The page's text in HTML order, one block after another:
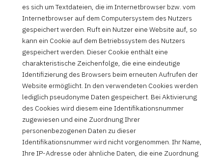
es sich um Textdateien, die im Internetbrowser bzw. vom
Internetbrowser auf dem Computersystem des Nutzers
gespeichert werden. Ruft ein Nutzer eine Website auf, so
kann ein Cookie auf dem Betriebssystem des Nutzers
gespeichert werden. Dieser Cookie enthält eine
charakteristische Zeichenfolge, die eine eindeutige
Identifizierung des Browsers beim erneuten Aufrufen der
Website ermöglicht. In den verwendeten Cookies werden
lediglich pseudonyme Daten gespeichert. Bei Aktivierung
des Cookies wird diesem eine Identifikationsnummer
zugewiesen und eine Zuordnung Ihrer
personenbezogenen Daten zu dieser
Identifikationsnummer wird nicht vorgenommen. Ihr Name,
Ihre IP-Adresse oder ähnliche Daten, die eine Zuordnung